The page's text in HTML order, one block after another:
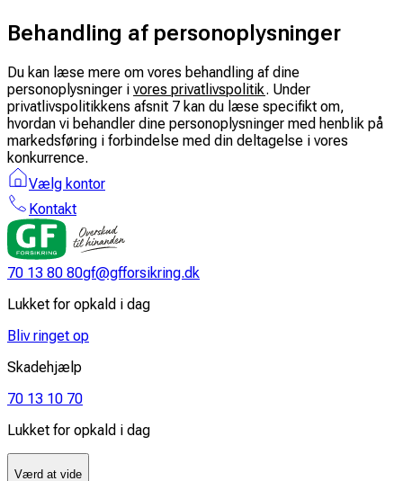
Behandling af personoplysninger
Du kan læse mere om vores behandling af dine
personoplysninger i vores privatlivspolitik. Under
privatlivspolitikkens afsnit 7 kan du læse specifikt om,
hvordan vi behandler dine personoplysninger med henblik på
markedsføring i forbindelse med din deltagelse i vores
konkurrence.
Vælg kontor
Kontakt
70 13 80 80gf@gfforsikring.dk
Lukket for opkald i dag
Bliv ringet op
Skadehjælp
70 13 10 70
Lukket for opkald i dag
Værd at vide